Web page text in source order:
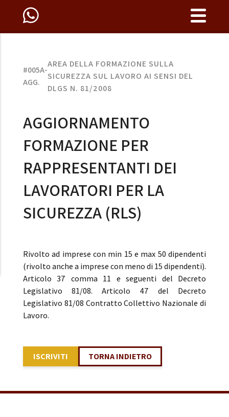
#005A-
AGG.
AREA DELLA FORMAZIONE SULLA
SICUREZZA SUL LAVORO AI SENSI DEL
DLGS N. 81/2008
AGGIORNAMENTO
FORMAZIONE PER
RAPPRESENTANTI DEI
LAVORATORI PER LA
SICUREZZA (RLS)
Rivolto ad imprese con min 15 e max 50 dipendenti
(rivolto anche a imprese con meno di 15 dipendenti).
Articolo 37 comma 11 e seguenti del Decreto
Legislativo 81/08. Articolo 47 del Decreto
Legislativo 81/08 Contratto Collettivo Nazionale di
Lavoro.
ISCRIVITI TORNA INDIETRO